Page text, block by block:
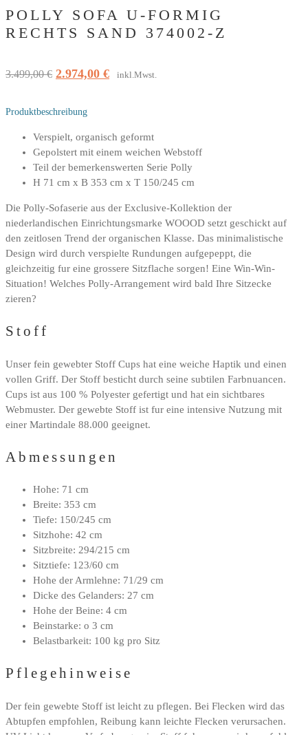
POLLY SOFA U-FORMIG
RECHTS SAND 374002-Z
3.499,00€ Ursprünglicher
war:
3.499,00 €
2.974,00 €Aktueller
2.974,00 €.
inkl.Mwst.
Produktbeschreibung
Verspielt, organisch geformt
Gepolstert mit einem weichen Webstoff
Teil der bemerkenswerten Serie Polly
H 71 cm x B 353 cm x T 150/245 cm
Die Polly-Sofaserie aus der Exclusive-Kollektion der
niederlandischen Einrichtungsmarke WOOOD setzt geschickt auf
den zeitlosen Trend der organischen Klasse. Das minimalistische
Design wird durch verspielte Rundungen aufgepeppt, die
gleichzeitig fur eine grossere Sitzflache sorgen! Eine Win-Win-
Situation! Welches Polly-Arrangement wird bald Ihre Sitzecke
zieren?
Stoff
Unser fein gewebter Stoff Cups hat eine weiche Haptik und einen
vollen Griff. Der Stoff besticht durch seine subtilen Farbnuancen.
Cups ist aus 100 % Polyester gefertigt und hat ein sichtbares
Webmuster. Der gewebte Stoff ist fur eine intensive Nutzung mit
einer Martindale 88.000 geeignet.
Abmessungen
Hohe: 71 cm
Breite: 353 cm
Tiefe: 150/245 cm
Sitzhohe: 42 cm
Sitzbreite: 294/215 cm
Sitztiefe: 123/60 cm
Hohe der Armlehne: 71/29 cm
Dicke des Gelanders: 27 cm
Hohe der Beine: 4 cm
Beinstarke: o 3 cm
Belastbarkeit: 100 kg pro Sitz
Pflegehinweise
Der fein gewebte Stoff ist leicht zu pflegen. Bei Flecken wird das
Abtupfen empfohlen, Reibung kann leichte Flecken verursachen.